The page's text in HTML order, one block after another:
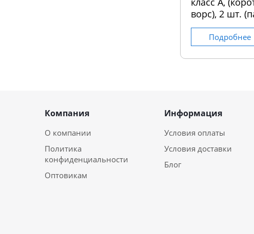
ворс), 2 шт.
Подробнее
Компания
О компании
Политика
конфиденциальности
Оптовикам
Информация
Условия оплаты
Условия доставки
Блог